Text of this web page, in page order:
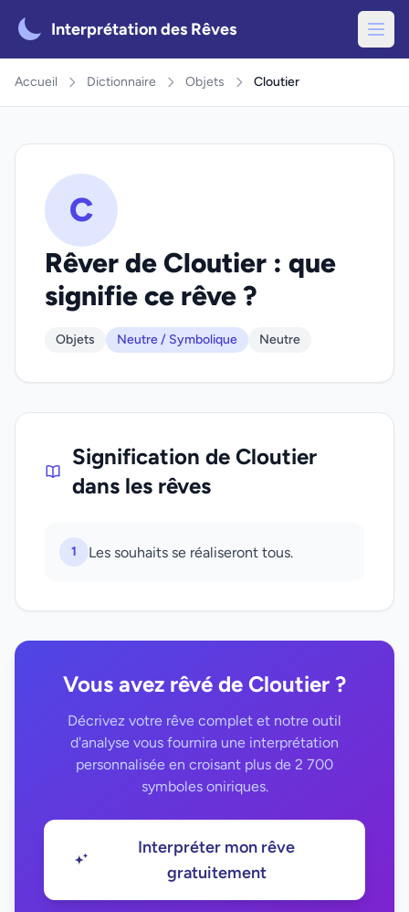
Interprétation des Rêves
Accueil Dictionnaire Objets Cloutier
C
Rêver de Cloutier : que
signifie ce rêve ?
Objets Neutre / Symbolique Neutre
Signification de Cloutier
dans les rêves
1 Les souhaits se réaliseront tous.
Vous avez rêvé de Cloutier ?
Décrivez votre rêve complet et notre outil
d'analyse vous fournira une interprétation
personnalisée en croisant plus de 2 700
symboles oniriques.
Interpréter mon rêve
gratuitement